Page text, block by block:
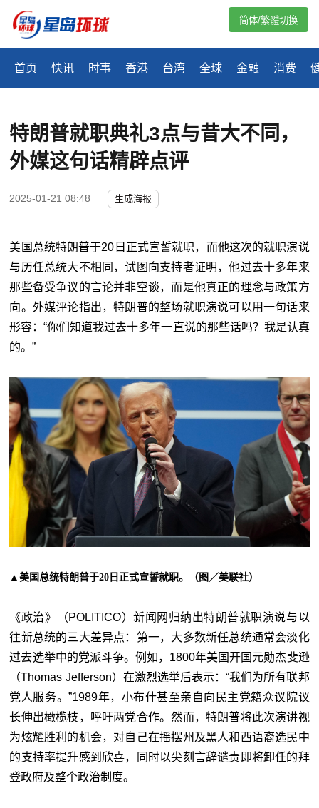
首页 快讯 时事 香港 台湾 全球 金融 消费
简体/繁體切換
特朗普就职典礼3点与昔大不同，
外媒这句话精辟点评
2025-01-21 08:48 生成海报
美国总统特朗普于20日正式宣誓就职，而他这次的就职演说
与历任总统大不相同，试图向支持者证明，他过去十多年来
那些备受争议的言论并非空谈，而是他真正的理念与政策方
向。外媒评论指出，特朗普的整场就职演说可以用一句话来
形容：“你们知道我过去十多年一直说的那些话吗？我是认真
的。”
▲美国总统特朗普于20日正式宣誓就职。（图／美联社）
《政治》（POLITICO）新闻网归纳出特朗普就职演说与以
往新总统的三大差异点：第一，大多数新任总统通常会淡化
过去选举中的党派斗争。例如，1800年美国开国元勋杰斐逊
（Thomas Jefferson）在激烈选举后表示：“我们为所有联邦
党人服务。”1989年，小布什甚至亲自向民主党籍众议院议
长伸出橄榄枝，呼吁两党合作。然而，特朗普将此次演讲视
为炫耀胜利的机会，对自己在摇摆州及黑人和西语裔选民中
的支持率提升感到欣喜，同时以尖刻言辞谴责即将卸任的拜
登政府及整个政治制度。